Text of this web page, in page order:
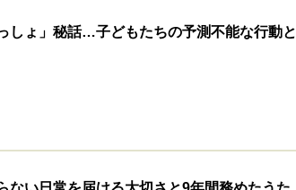
しょ」秘話…子どもたちの予測不能な行動と